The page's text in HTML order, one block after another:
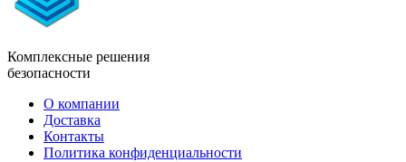
Комплексные решения
безопасности
О компании
Доставка
Контакты
Политика конфиденциальности